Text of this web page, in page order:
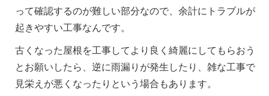
って確認するのが難しい部分なので、余計にトラブルが
起きやすい工事なんです。
古くなった屋根を工事してより良く綺麗にしてもらおう
とお願いしたら、逆に雨漏りが発生したり、雑な工事で
見栄えが悪くなったりという場合もあります。